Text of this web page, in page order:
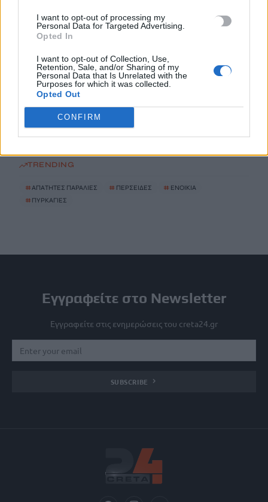
I want to opt-out of processing my
Personal Data for Targeted Advertising.
Opted In
I want to opt-out of Collection, Use,
Retention, Sale, and/or Sharing of my
Personal Data that Is Unrelated with the
Purposes for which it was collected.
Opted Out
CONFIRM
Νέος κύκλος μαθημάτων Κινεζικής Γλώσσας στο
Πανεπιστήμιο Κρήτης για το ακαδημαϊκό έτος 2026-2027
8 Αυγούστου, 2026
Άνοια: Ποια είναι τα επαγγέλματα που προστατεύουν τον
εγκέφαλο
8 Αυγούστου, 2026
TRENDING
# ΑΠΑΤΗΤΕΣ ΠΑΡΑΛΙΕΣ # ΠΕΡΣΕΙΔΕΣ # ΕΝΟΙΚΙΑ
# ΠΥΡΚΑΓΙΕΣ
Εγγραφείτε στο Newsletter
Εγγραφείτε στις ενημερώσεις του creta24.gr
SUBSCRIBE